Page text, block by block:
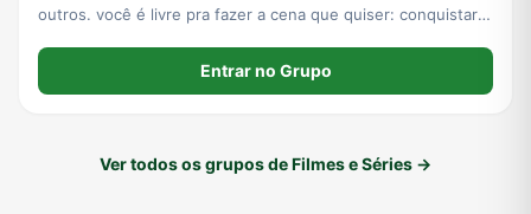
outros. você é livre pra fazer a cena que quiser: conquistar
Entrar no Grupo
Ver todos os grupos de Filmes e Séries →